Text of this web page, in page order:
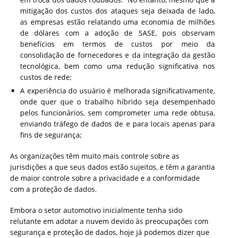
mitigação dos custos dos ataques seja deixada de lado,
as empresas estão relatando uma economia de milhões
de dólares com a adoção de SASE, pois observam
benefícios em termos de custos por meio da
consolidação de fornecedores e da integração da gestão
tecnológica, bem como uma redução significativa nos
custos de rede;
A experiência do usuário é melhorada significativamente,
onde quer que o trabalho híbrido seja desempenhado
pelos funcionários, sem comprometer uma rede obtusa,
enviando tráfego de dados de e para locais apenas para
fins de segurança;
As organizações têm muito mais controle sobre as
jurisdições a que seus dados estão sujeitos, e têm a garantia
de maior controle sobre a privacidade e a conformidade
com a proteção de dados.
Embora o setor automotivo inicialmente tenha sido
relutante em adotar a nuvem devido às preocupações com
segurança e proteção de dados, hoje já podemos dizer que